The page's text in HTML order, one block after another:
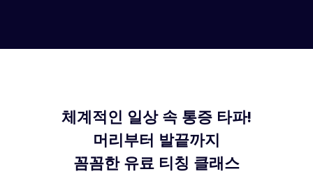
체계적인 일상 속 통증 타파!
머리부터 발끝까지
꼼꼼한 유료 티칭 클래스